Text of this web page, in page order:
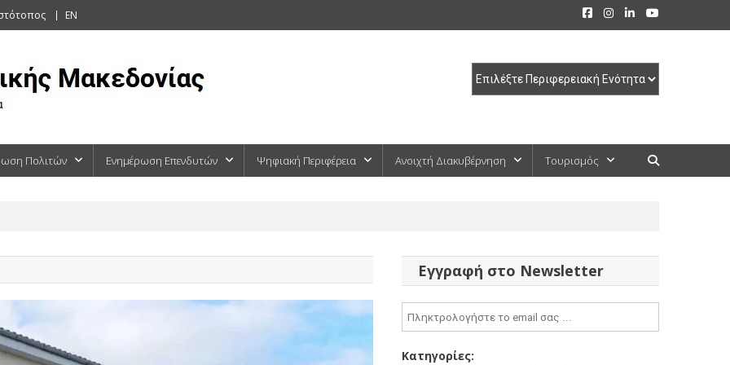
EN
Πολιτών Ενημέρωση Επενδυτών Ψηφιακή Περιφέρεια Ανοιχτή Διακυβέρνηση Τουρισμός
Εγγραφή στο Newsletter
Κατηγορίες: